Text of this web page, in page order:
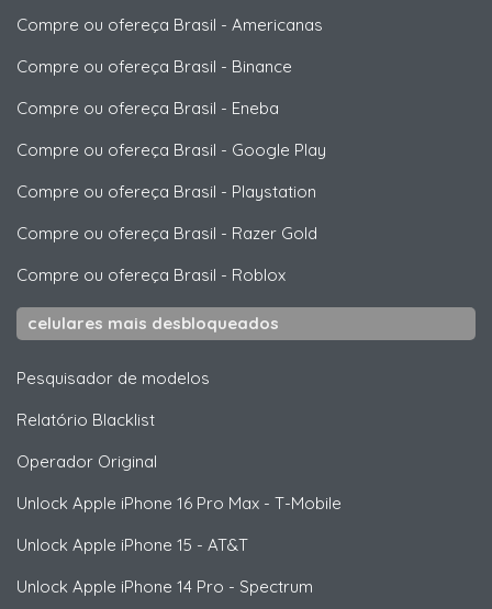
Compre ou ofereça Brasil - Americanas
Compre ou ofereça Brasil - Binance
Compre ou ofereça Brasil - Eneba
Compre ou ofereça Brasil - Google Play
Compre ou ofereça Brasil - Playstation
Compre ou ofereça Brasil - Razer Gold
Compre ou ofereça Brasil - Roblox
celulares mais desbloqueados
Pesquisador de modelos
Relatório Blacklist
Operador Original
Unlock Apple iPhone 16 Pro Max - T-Mobile
Unlock Apple iPhone 15 - AT&T
Unlock Apple iPhone 14 Pro - Spectrum